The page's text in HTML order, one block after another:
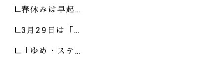
春休みは早起…
3月29日は「…
「ゆめ・ステ…